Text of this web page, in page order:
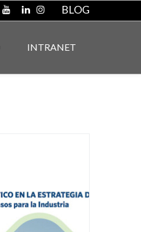
BLOG
INTRANET